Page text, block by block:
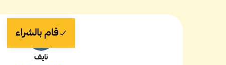
قام بالشراء
نايف